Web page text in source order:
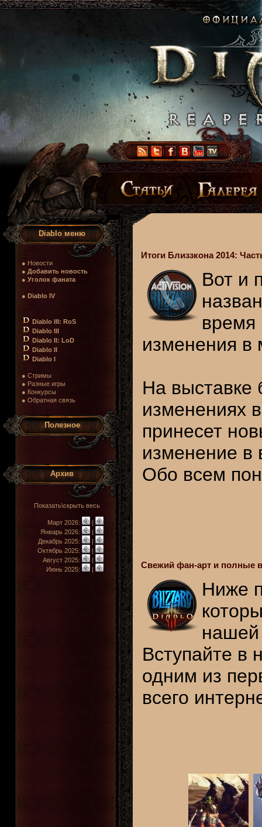
Diablo меню
● Новости
● Добавить новость
● Уголок фаната
● Diablo IV
Diablo III: RoS
Diablo III
Diablo II: LoD
Diablo II
Diablo I
● Стримы
● Разные игры
● Конкурсы
● Обратная связь
Полезное
Архив
Показать\скрыть весь
Март 2026:
|
Январь 2026:
|
Декабрь 2025:
|
Октябрь 2025:
|
Август 2025:
|
Июнь 2025:
|
Итоги Близзкона 2014:
Вот и
время
изменения в
На выставке
изменениях
принесет
изменение в
Обо всем
Свежий фан-арт и полные
Ниже
Вступайте в
одним из
всего